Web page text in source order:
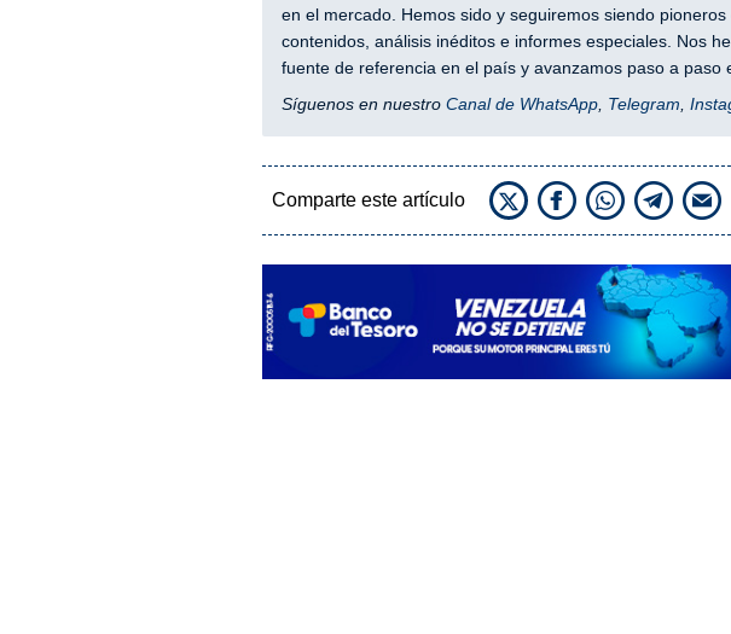
en el mercado. Hemos sido y seguiremos siendo
contenidos, análisis inéditos e informes especiales. Nos
fuente de referencia en el país y avanzamos paso a paso
Síguenos en nuestro Canal de WhatsApp, Telegram,
Comparte este artículo